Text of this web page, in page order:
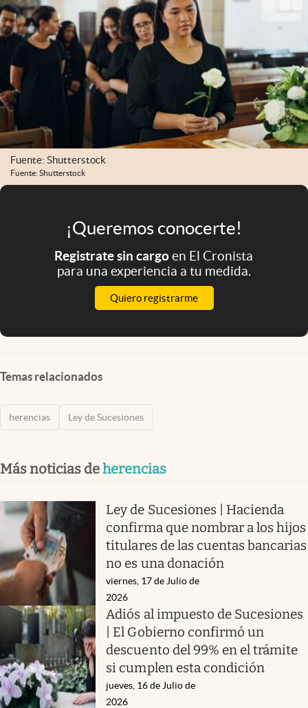
Eventos Corporativos
El Cronista Studio
Mediakit
abre en nueva pestaña
Fuente: Shutterstock
Fuente: Shutterstock
¡Queremos conocerte!
Registrate sin cargoen El Cronista
para una experiencia a tu medida.
Quiero registrarme
Temas relacionados
herencias Ley de Sucesiones
Más noticias deherencias
Ley de Sucesiones | Hacienda
confirma que nombrar a los hijos
titulares de las cuentas bancarias
no es una donación
viernes, 17 de Julio de
2026
Adiós al impuesto de Sucesiones
| El Gobierno confirmó un
descuento del 99% en el trámite
si cumplen esta condición
jueves, 16 de Julio de
2026